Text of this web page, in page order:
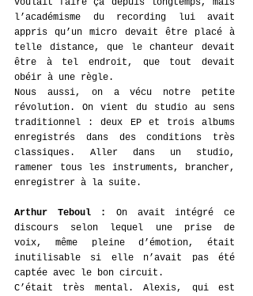
l’académisme du recording lui avait
appris qu’un micro devait être placé à
telle distance, que le chanteur devait
être à tel endroit, que tout devait
obéir à une règle.
Nous aussi, on a vécu notre petite
révolution. On vient du studio au sens
traditionnel : deux EP et trois albums
enregistrés dans des conditions très
classiques. Aller dans un studio,
ramener tous les instruments, brancher,
enregistrer à la suite.
Arthur Teboul : On avait intégré ce
discours selon lequel une prise de
voix, même pleine d’émotion, était
inutilisable si elle n’avait pas été
captée avec le bon circuit.
C’était très mental. Alexis, qui est